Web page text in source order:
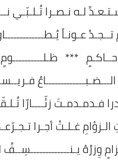
لـه نـصـرا تُـلـبّـي
عـونـاً
***
فـدمـدمـتَ زئّــــارًا
غـلـتْ أجـرا